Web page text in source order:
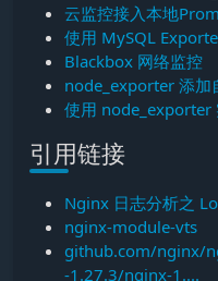
云监控接入本地
使用 MySQL
Blackbox 网络监控
node_exporter 添加
使用 node_exporter
引用链接
Nginx 日志分析之
nginx-module-vts
github.com/nginx/
-1.27.3/nginx-1....